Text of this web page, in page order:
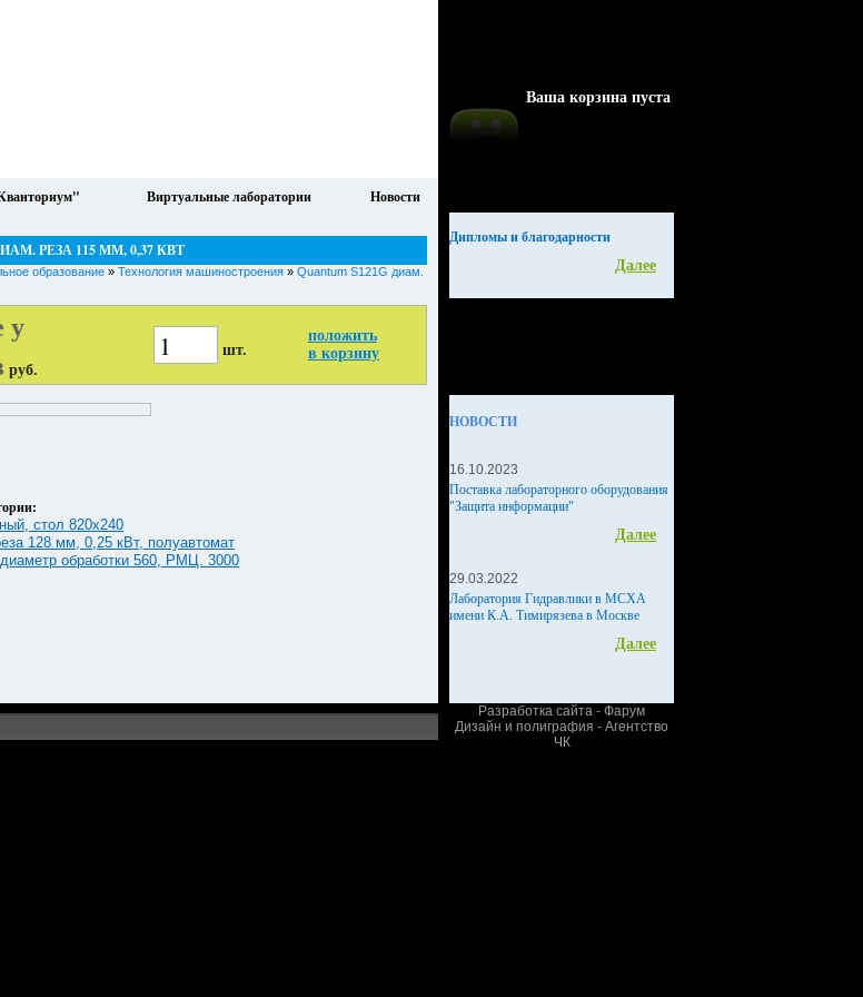
Виртуальные лаборатории Новости
РЕЗА 115 ММ, 0,37 КВТ
образование » Технология машиностроения » Quantum S121G диам.
у
руб.
шт.
положить
в корзину
стол 820х240
128 мм, 0,25 кВт, полуавтомат
обработки 560, РМЦ. 3000
Ваша корзина пуста
Дипломы и благодарности
Далее
НОВОСТИ
16.10.2023
Поставка лабораторного оборудования
"Защита информации"
Далее
29.03.2022
Лаборатория Гидравлики в МСХА
имени К.А. Тимирязева в Москве
Далее
Разработка сайта - Фарум
Дизайн и полиграфия - Агентство
ЧК